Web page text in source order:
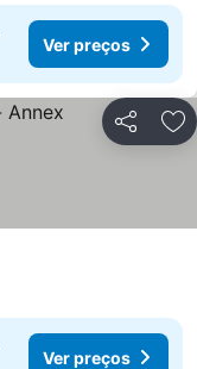
Ver preços
Partilhar
Ver preços